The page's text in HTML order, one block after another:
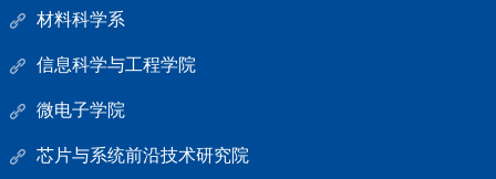
材料科学系
信息科学与工程学院
微电子学院
芯片与系统前沿技术研究院